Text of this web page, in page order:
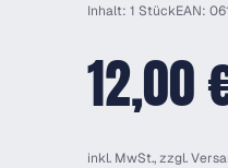
Inhalt: 1 StückEAN:
12,00
inkl. MwSt., zzgl.